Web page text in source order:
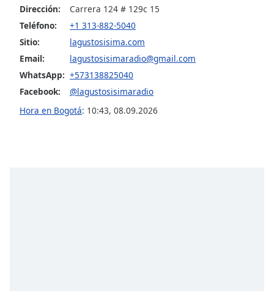
Opacity
Caption
Area
Background
Dirección:
Carrera 124 # 129c 15
Teléfono:
+1 313-882-5040
Sitio:
lagustosisima.com
Email:
lagustosisimaradio@gmail.com
WhatsApp: +573138825040
Facebook:
@lagustosisimaradio
Hora en Bogotá: 10:43, 08.09.2026